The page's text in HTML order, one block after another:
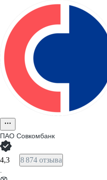
ПАО Совкомбанк
4,3 8 874 отзыва
·